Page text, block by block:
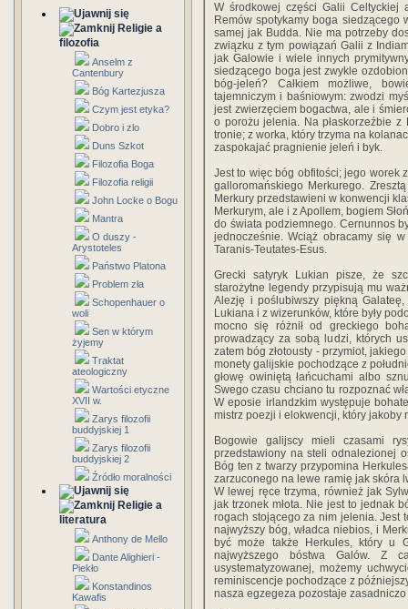
Religie a
filozofia
Anselm z
Cantenbury
Bóg Kartezjusza
Czym jest etyka?
Dobro i zlo
Duns Szkot
Filozofia Boga
Filozofia religii
John Locke o Bogu
Mantra
O duszy -
Arystoteles
Państwo Platona
Problem zła
Schopenhauer o
woli
Sen w którym
żyjemy
Traktat
ateologiczny
Wartości etyczne
XVII w.
Zarys filozofii
buddyjskiej 1
Zarys filozofii
buddyjskiej 2
Źródło moralności
Religie a
literatura
Anthony de Mello
Dante Alighieri -
Piekło
Konstandinos
Kawafis
W środkowej części Galii Celtyckiej
Remów spotykamy boga siedzącego
samej jak Budda. Nie ma potrzeby
związku z tym powiązań Galii z
jak Galowie i wiele innych
siedzącego boga jest zwykle
bóg-jeleń? Całkiem możliwe,
tajemniczym i baśniowym: zwodzi
jest zwierzęciem bogactwa, ale i
o porożu jelenia. Na płaskorzeźbie
tronie; z worka, który trzyma na
zaspokajać pragnienie jeleń i byk.
Jest to więc bóg obfitości; jego worek
galloromańskiego Merkurego.
Merkury przedstawieni w konwencji
Merkurym, ale i z Apollem, bogiem
do świata podziemnego. Cernunnos
jednocześnie. Wciąż obracamy się
Taranis-Teutates-Esus.
Grecki satyryk Lukian pisze, że
starożytne legendy przypisują mu
Alezję i poślubiwszy piękną
Lukiana i z wizerunków, które były
mocno się różnił od greckiego
prowadzący za sobą ludzi, których
zatem bóg złotousty - przymiot,
monety galijskie pochodzące z
głowę owiniętą łańcuchami albo
Swego czasu chciano tu rozpoznać
W eposie irlandzkim występuje
mistrz poezji i elokwencji, który jakoby
Bogowie galijscy mieli czasami
przedstawiony na steli odnalezionej
Bóg ten z twarzy przypomina
zarzuconego na lewe ramię jak skóra
W lewej ręce trzyma, również jak
jak trzonek młota. Nie jest to jednak
rogach stojącego za nim jelenia. Jest
najwyższy bóg, władca niebios, i
być może także Herkules, który u
najwyższego bóstwa Galów. Z
usystematyzowanej, możemy
reminiscencje pochodzące z
nasza egzegeza pozostaje